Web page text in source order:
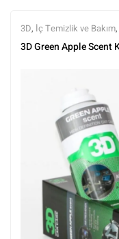
3D, İç Temizlik ve Bakım,
Tüm Ürünler,Tüm Ürünler
3D Green Apple Scent